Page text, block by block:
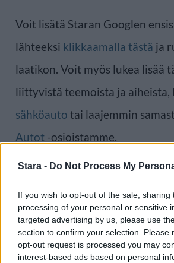
Stara - Do Not Process My
If you wish to opt-out of the sale, sharing
processing of your personal or sensitive
targeted advertising by us, please use
section to confirm your selection. Please
opt-out request is processed you may
interest-based ads based on personal
Voit lisätä Staran Googlen
lähteeksi klikkaamalla tästä ja
laatikon. Voit myös lukea lisää
liittyvistä teemoista ja aiheista,
sähköauto tai laajemmin
Autot -osioistamme.
·